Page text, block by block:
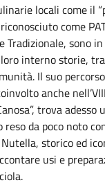
locali come il
come
Tradizionale, sono
interno storie,
Il suo
anche
trova
da poco noto
storico ed
usi e